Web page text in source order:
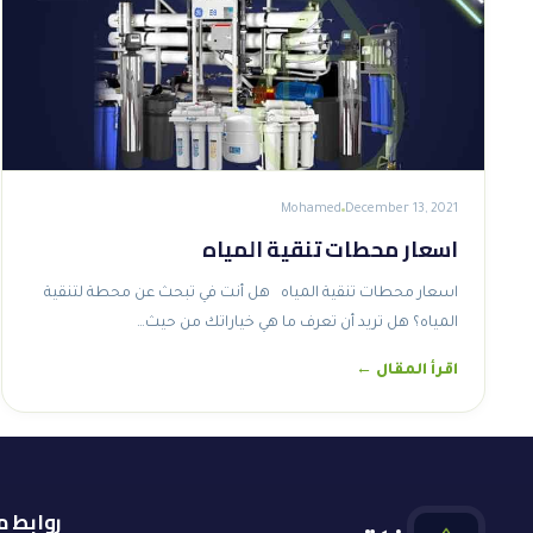
December 13, 2021
Mohamed
اسعار محطات تنقية المياه
اسعار محطات تنقية المياه هل أنت في تبحث عن محطة لتنقية
المياه؟ هل تريد أن تعرف ما هي خياراتك من حيث…
اقرأ المقال ←